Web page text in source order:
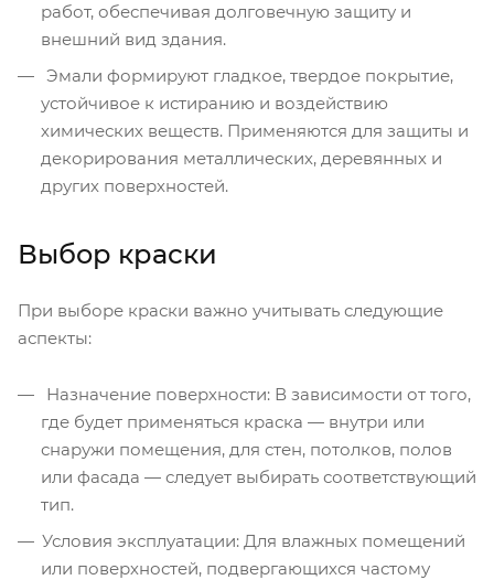
работ, обеспечивая долговечную защиту и
внешний вид здания.
Эмали формируют гладкое, твердое покрытие,
устойчивое к истиранию и воздействию
химических веществ. Применяются для защиты и
декорирования металлических, деревянных и
других поверхностей.
Выбор краски
При выборе краски важно учитывать следующие
аспекты:
Назначение поверхности: В зависимости от того,
где будет применяться краска — внутри или
снаружи помещения, для стен, потолков, полов
или фасада — следует выбирать соответствующий
тип.
Условия эксплуатации: Для влажных помещений
или поверхностей, подвергающихся частому